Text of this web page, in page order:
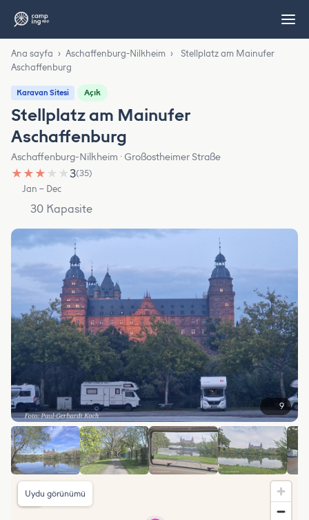
Ana sayfa › Aschaffenburg-Nilkheim ›
Stellplatz am Mainufer
Aschaffenburg
Karavan Sitesi Açık
Stellplatz am Mainufer
Aschaffenburg
Aschaffenburg-Nilkheim · Großostheimer Straße
★ ★ ★ ★ ★3(35)
Jan – Dec
30 Kapasite
9
Uydu görünümü